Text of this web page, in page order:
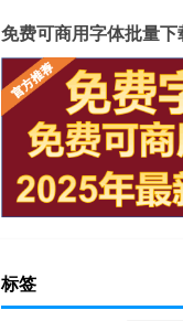
免费可商用字体批量下
标签